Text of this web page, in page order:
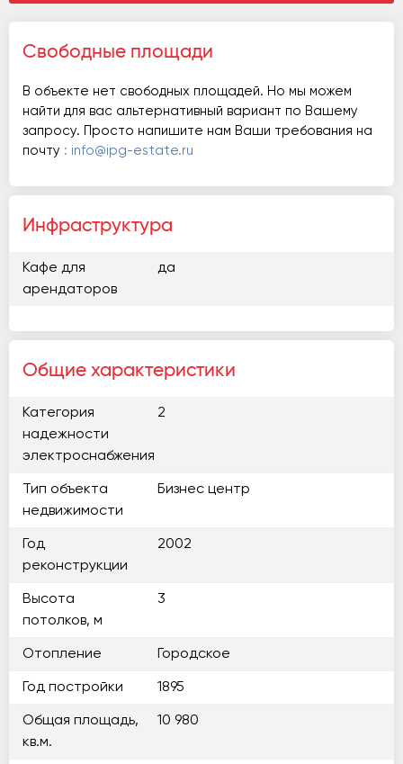
Свободные площади
В объекте нет свободных площадей. Но мы можем
найти для вас альтернативный вариант по Вашему
запросу. Просто напишите нам Ваши требования на
почту : info@ipg-estate.ru
Инфраструктура
Кафе для
арендаторов
да
Общие характеристики
Категория
надежности
электроснабжения
2
Тип объекта
недвижимости
Бизнес центр
Год
реконструкции
2002
Высота
потолков, м
3
Отопление Городское
Год постройки 1895
Общая площадь,
кв.м.
10 980